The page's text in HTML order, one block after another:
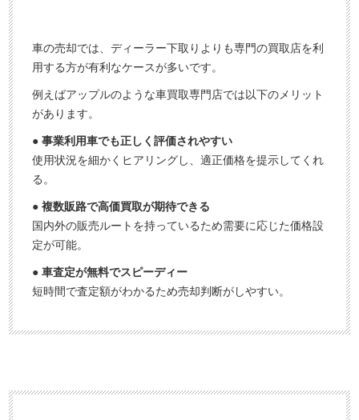
車の売却では、ディーラー下取りよりも専門の買取店を利
用する方が有利なケースが多いです。
例えばアップルのような車買取専門店では以下のメリット
があります。
● 事業利用車でも正しく評価されやすい
使用状況を細かくヒアリングし、適正価格を提示してくれ
る。
● 複数販路で高価買取が期待できる
国内外の販売ルートを持っているため需要に応じた価格設
定が可能。
● 車査定が無料でスピーディー
短時間で査定額がわかるため売却判断がしやすい。